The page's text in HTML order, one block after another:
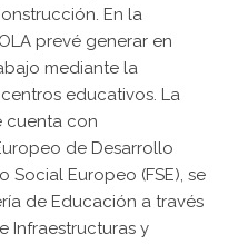
En la
prevé generar en
mediante la
educativos. La
cuenta con
de Desarrollo
Social Europeo (FSE), se
de Educación a través
Infraestructuras y